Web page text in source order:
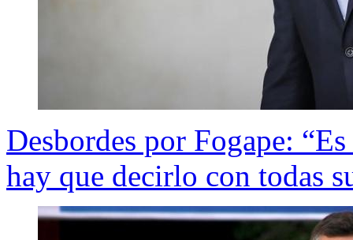
Desbordes por Fogape:
hay que decirlo con todas